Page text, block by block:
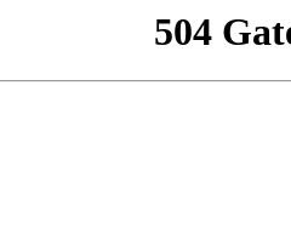
504